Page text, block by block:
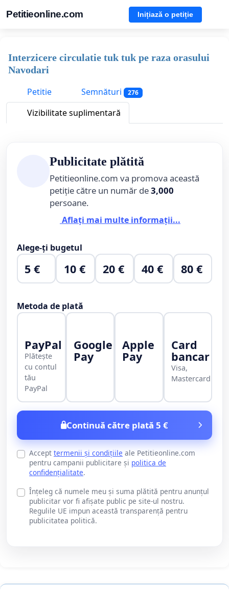
Petitieonline.com Inițiază o petiție
Interzicere circulatie tuk tuk pe raza orasului
Navodari
Petitie
Semnături 276
Vizibilitate suplimentară
Publicitate plătită
Petitieonline.com va promova această
petiție către un număr de3,000
persoane.
Aflați mai multe informații...
Alege-ți bugetul
5 € 10 € 20 € 40 € 80 €
Metoda de plată
PayPal
Plătește
cu contul
tău
PayPal
Google
Pay
Apple
Pay
Card
bancar
Visa,
Mastercard
Continuă către plată 5 €
Accept termenii și condițiile ale Petitieonline.com
pentru campanii publicitare și politica de
confidențialitate.
Înțeleg că numele meu și suma plătită pentru anunțul
publicitar vor fi afișate public pe site-ul nostru.
Regulile UE impun această transparență pentru
publicitatea politică.